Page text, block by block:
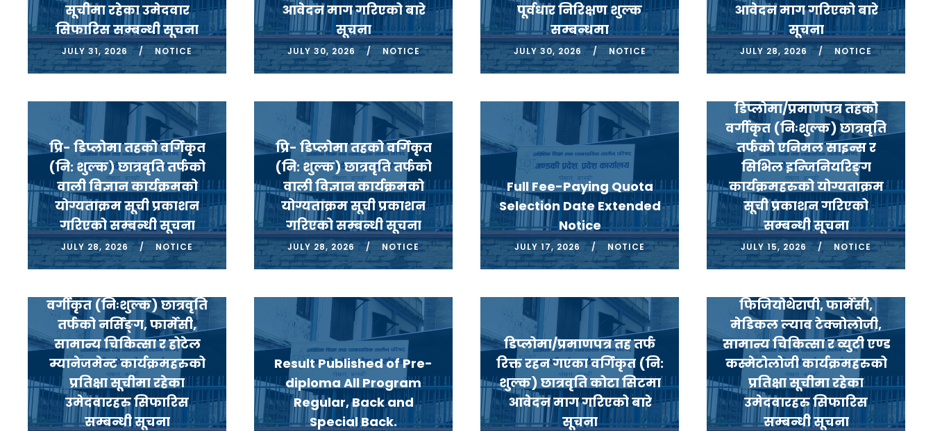
सूचीमा रहेका उमेदवार
सिफारिस सम्बन्धी सूचना
JULY 31, 2026 NOTICE
आवेदन माग गरिएको बारे
सूचना
JULY 30, 2026 NOTICE
पूर्वधार निरिक्षण शुल्क
सम्बन्धमा
JULY 30, 2026 NOTICE
आवेदन माग गरिएको बारे
सूचना
JULY 28, 2026 NOTICE
प्रि- डिप्लोमा तहको वर्गिकृत
(नि: शुल्क) छात्रवृति तर्फको
वाली विज्ञान कार्यक्रमको
योग्यताक्रम सूची प्रकाशन
गरिएको सम्बन्धी सूचना
JULY 28, 2026 NOTICE
प्रि- डिप्लोमा तहको वर्गिकृत
(नि: शुल्क) छात्रवृति तर्फको
वाली विज्ञान कार्यक्रमको
योग्यताक्रम सूची प्रकाशन
गरिएको सम्बन्धी सूचना
JULY 28, 2026 NOTICE
Full Fee-Paying Quota
Selection Date Extended
Notice
JULY 17, 2026 NOTICE
डिप्लोमा/प्रमाणपत्र तहकोे
वर्गीकृत (निःशुल्क) छात्रवृति
तर्फको एनिमल साइन्स र
सिभिल इन्जिनियरिङ्ग
कार्यक्रमहरुको योग्यताक्रम
सूची प्रकाशन गरिएको
सम्बन्धी सूचना
JULY 15, 2026 NOTICE
वर्गीकृत (निःशुल्क) छात्रवृति
तर्फको नर्सिंङ्ग, फार्मेसी,
सामान्य चिकित्सा र होटेल
म्यानेजमेन्ट कार्यक्रमहरुको
प्रतिक्षा सूचीमा रहेका
उमेदवारहरु सिफारिस
सम्बन्धी सूचना
Result Published of Pre-
diploma All Program
Regular, Back and
Special Back.
डिप्लोमा/प्रमाणपत्र तह तर्फ
रिक्त रहन गएका वर्गिकृत (नि:
शुल्क) छात्रवृति कोटा सिटमा
आवेदन माग गरिएको बारे
सूचना
डिप्लोमा/प्रमाणपत्र तहकोे
वर्गीकृत (निःशुल्क) छात्रवृति
फिजियोथेरापी, फार्मेसी,
मेडिकल ल्याव टेक्नोलोजी,
सामान्य चिकित्सा र व्युटी एण्ड
कस्मेटोलोजी कार्यक्रमहरुको
प्रतिक्षा सूचीमा रहेका
उमेदवारहरु सिफारिस
सम्बन्धी सूचना